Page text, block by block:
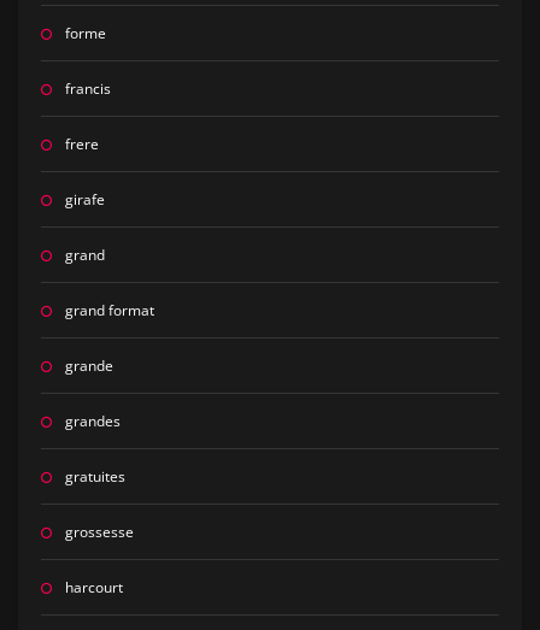
forme
francis
frere
girafe
grand
grand format
grande
grandes
gratuites
grossesse
harcourt